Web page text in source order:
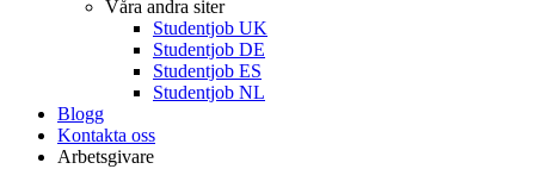
Våra andra siter
Studentjob UK
Studentjob DE
Studentjob ES
Studentjob NL
Blogg
Kontakta oss
Arbetsgivare